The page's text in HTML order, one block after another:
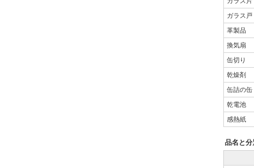
ガラス戸
革製品
換気扇
缶切り
乾燥剤
缶詰の缶
乾電池
感熱紙
品名と分